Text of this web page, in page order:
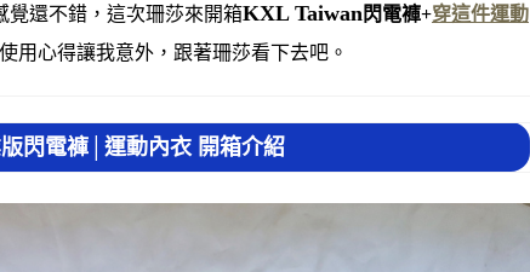
覺還不錯，這次珊莎來開箱KXL Taiwan閃電褲+穿這件運動
用心得讓我意外，跟著珊莎看下去吧。
閃電褲│運動內衣 開箱介紹